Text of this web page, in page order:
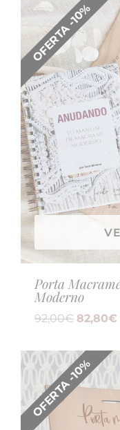
OFERTA -10%
Porta
Moderno
92,00€ 82,80€
OFERTA -10%